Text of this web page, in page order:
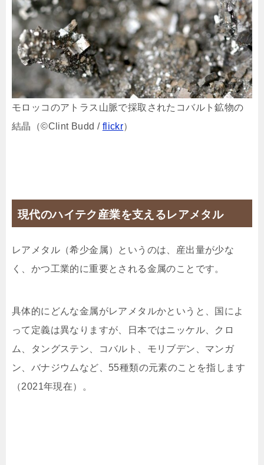
モロッコのアトラス山脈で採取されたコバルト鉱物の
結晶（©︎Clint Budd / flickr）
現代のハイテク産業を支えるレアメタル
レアメタル（希少金属）というのは、産出量が少な
く、かつ工業的に重要とされる金属のことです。
具体的にどんな金属がレアメタルかというと、国によ
って定義は異なりますが、日本ではニッケル、クロ
ム、タングステン、コバルト、モリブデン、マンガ
ン、バナジウムなど、55種類の元素のことを指します
（2021年現在）。